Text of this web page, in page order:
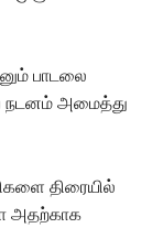
பாடலை
நடனம் அமைத்து
திரையில்
அதற்காக